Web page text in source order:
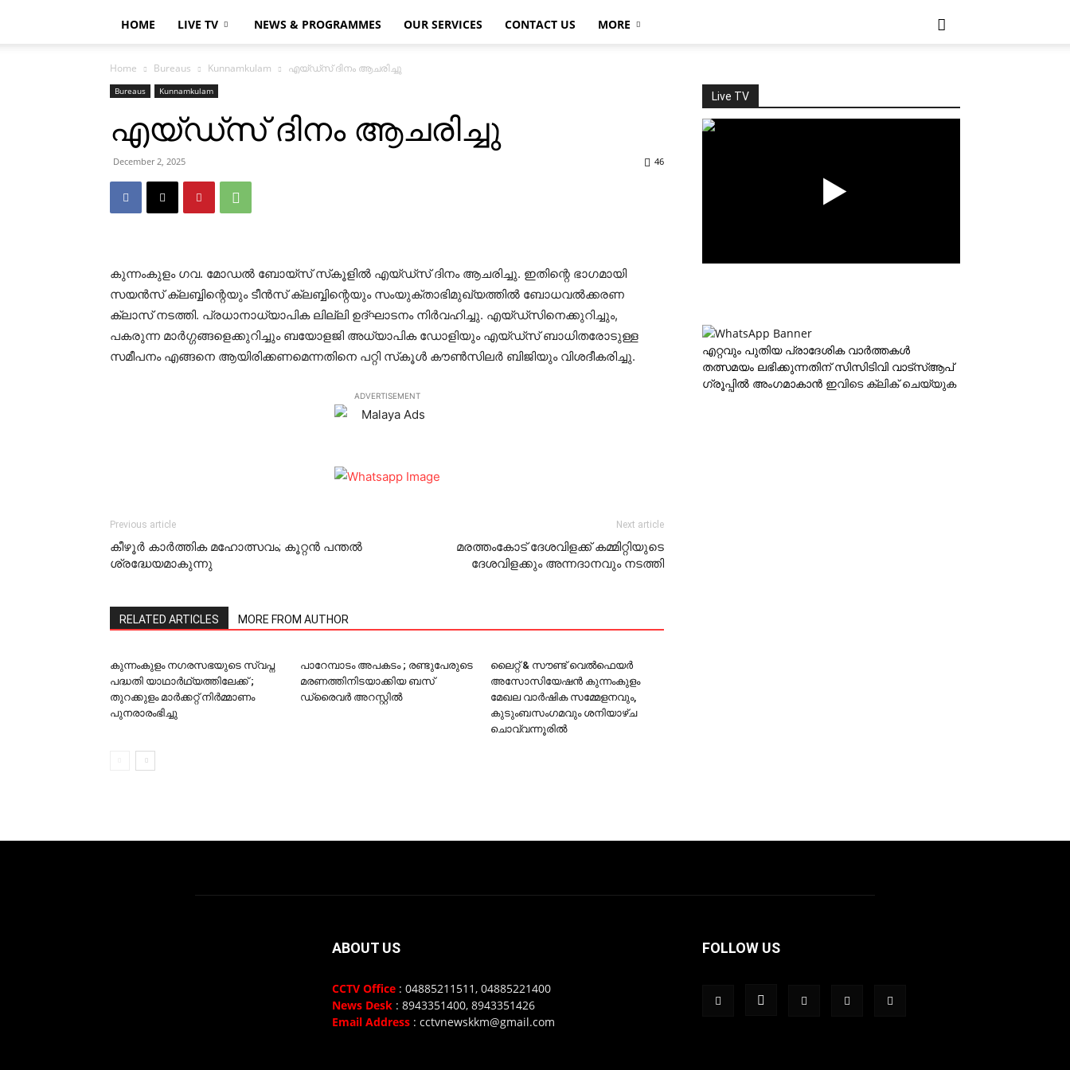
HOME LIVE TV NEWS & PROGRAMMES OUR SERVICES CONTACT US MORE
Home Bureaus Kunnamkulam എയ്ഡ്‌സ് ദിനം ആചരിച്ചു
Bureaus Kunnamkulam
എയ്ഡ്‌സ് ദിനം ആചരിച്ചു
December 2, 2025 46
കുന്നംകുളം ഗവ. മോഡല്‍ ബോയ്‌സ് സ്‌കൂളില്‍ എയ്ഡ്‌സ് ദിനം ആചരിച്ചു. ഇതിന്റെ ഭാഗമായി
സയന്‍സ് ക്ലബ്ബിന്റെയും ടീന്‍സ് ക്ലബ്ബിന്റെയും സംയുക്താഭിമുഖ്യത്തില്‍ ബോധവല്‍ക്കരണ
ക്ലാസ് നടത്തി. പ്രധാനാധ്യാപിക ലില്ലി ഉദ്ഘാടനം നിര്‍വഹിച്ചു. എയ്ഡ്‌സിനെക്കുറിച്ചും,
പകരുന്ന മാര്‍ഗ്ഗങ്ങളെക്കുറിച്ചും ബയോളജി അധ്യാപിക ഡോളിയും എയ്ഡ്‌സ് ബാധിതരോടുള്ള
സമീപനം എങ്ങനെ ആയിരിക്കണമെന്നതിനെ പറ്റി സ്‌കൂള്‍ കൗണ്‍സിലര്‍ ബിജിയും വിശദീകരിച്ചു.
ADVERTISEMENT
Previous article
കീഴൂര്‍ കാര്‍ത്തിക മഹോത്സവം; കൂറ്റന്‍ പന്തല്‍
ശ്രദ്ധേയമാകുന്നു
Next article
മരത്തംകോട് ദേശവിളക്ക് കമ്മിറ്റിയുടെ
ദേശവിളക്കും അന്നദാനവും നടത്തി
RELATED ARTICLES MORE FROM AUTHOR
കുന്നംകുളം നഗരസഭയുടെ സ്വപ്ന
പദ്ധതി യാഥാർഥ്യത്തിലേക്ക് ;
തുറക്കുളം മാര്‍ക്കറ്റ് നിര്‍മ്മാണം
പുനരാരംഭിച്ചു
പാറേമ്പാടം അപകടം ; രണ്ടുപേരുടെ
മരണത്തിനിടയാക്കിയ ബസ്
ഡ്രൈവര്‍ അറസ്റ്റില്‍
ലൈറ്റ് & സൗണ്ട് വെല്‍ഫെയര്‍
അസോസിയേഷന്‍ കുന്നംകുളം
മേഖല വാര്‍ഷിക സമ്മേളനവും,
കുടുംബസംഗമവും ശനിയാഴ്ച
ചൊവ്വന്നൂരില്‍
Live TV
എറ്റവും പുതിയ പ്രാദേശിക വാര്‍ത്തകള്‍
തത്സമയം ലഭിക്കുന്നതിന് സിസിടിവി വാട്‌സ്ആപ്
ഗ്രൂപ്പില്‍ അംഗമാകാന്‍ ഇവിടെ ക്ലിക് ചെയ്യുക
ABOUT US
CCTV Office : 04885211511, 04885221400
News Desk : 8943351400, 8943351426
Email Address : cctvnewskkm@gmail.com
FOLLOW US